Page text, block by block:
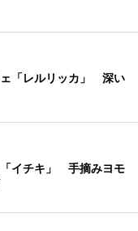
「レルリッカ」 深い
「イチキ」 手摘みヨモ